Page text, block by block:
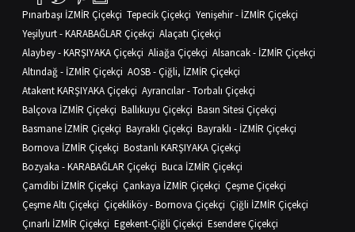
Pınarbaşı İZMİR Çiçekçi Tepecik Çiçekçi Yenişehir - İZMİR Çiçekçi
Yeşilyurt - KARABAĞLAR Çiçekçi Alaçatı Çiçekçi
Alaybey - KARŞIYAKA Çiçekçi Aliağa Çiçekçi Alsancak - İZMİR Çiçekçi
Altındağ - İZMİR Çiçekçi AOSB - Çiğli, İZMİR Çiçekçi
Atakent KARŞIYAKA Çiçekçi Ayrancılar - Torbalı Çiçekçi
Balçova İZMİR Çiçekçi Ballıkuyu Çiçekçi Basın Sitesi Çiçekçi
Basmane İZMİR Çiçekçi Bayraklı Çiçekçi Bayraklı - İZMİR Çiçekçi
Bornova İZMİR Çiçekçi Bostanlı KARŞIYAKA Çiçekçi
Bozyaka - KARABAĞLAR Çiçekçi Buca İZMİR Çiçekçi
Çamdibi İZMİR Çiçekçi Çankaya İZMİR Çiçekçi Çeşme Çiçekçi
Çeşme Altı Çiçekçi Çiçekliköy - Bornova Çiçekçi Çiğli İZMİR Çiçekçi
Çınarlı İZMİR Çiçekçi Egekent-Çiğli Çiçekçi Esendere Çiçekçi